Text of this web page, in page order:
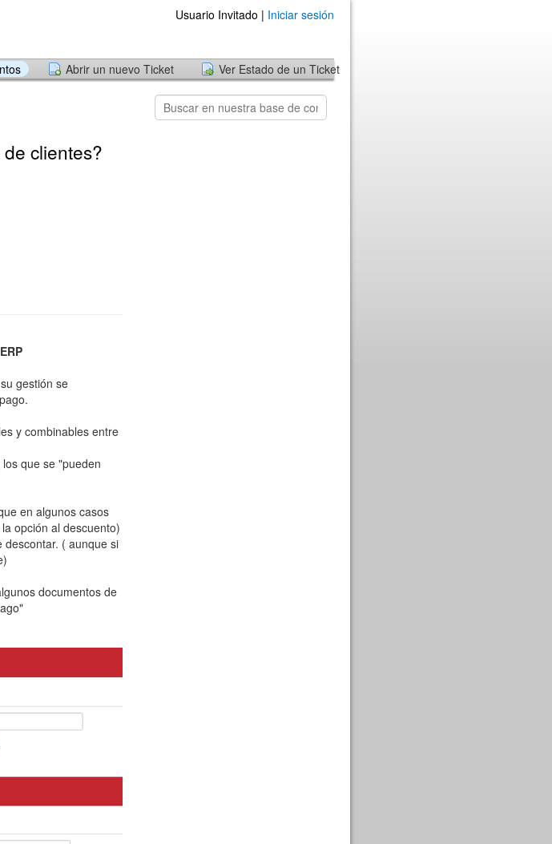
Usuario Invitado | Iniciar sesión
Abrir un nuevo Ticket Ver Estado de un Ticket
clientes?
gestión se
y combinables entre
que se "pueden
en algunos casos
opción al descuento)
descontar. ( aunque si
documentos de